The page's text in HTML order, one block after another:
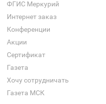
ФГИС Меркурий
Интернет заказ
Конференции
Акции
Сертификат
Газета
Хочу сотрудничать
Газета МСК